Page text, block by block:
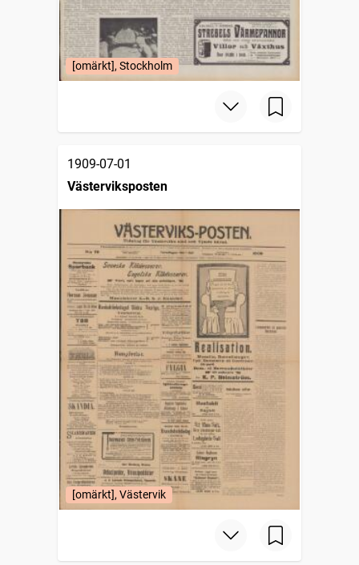
[omärkt], Stockholm
1909-07-01
Västerviksposten
[omärkt], Västervik